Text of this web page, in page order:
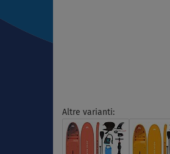
Altre varianti: